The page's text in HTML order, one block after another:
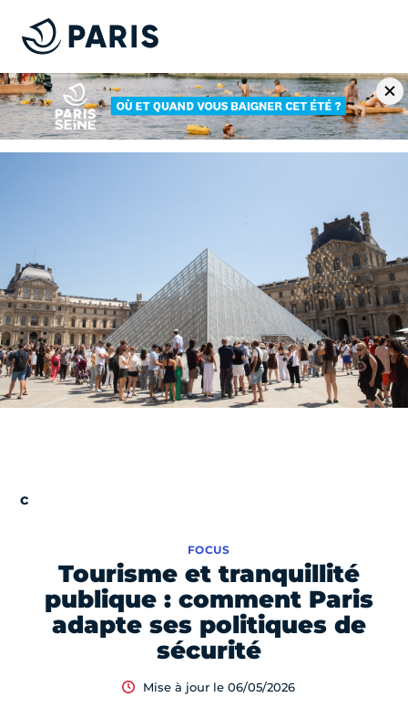
Tourisme et tranquillité
publique : comment Paris
adapte ses politiques de
sécurité
FOCUS
Mise à jour le 06/05/2026